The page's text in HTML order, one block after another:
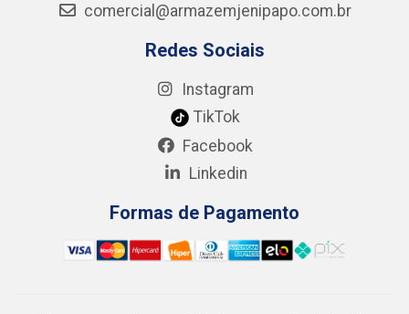
comercial@armazemjenipapo.com.br
Redes Sociais
Instagram
TikTok
Facebook
Linkedin
Formas de Pagamento